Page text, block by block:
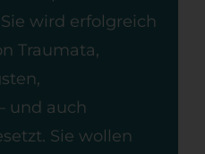
wird erfolgreich
Traumata,
und auch
Sie wollen